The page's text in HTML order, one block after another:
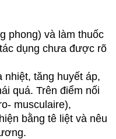
phong) và làm thuốc
dụng chưa được rõ
nhiệt, tăng huyết áp,
quá. Trên điểm nối
musculaire),
bằng tê liệt và nêu